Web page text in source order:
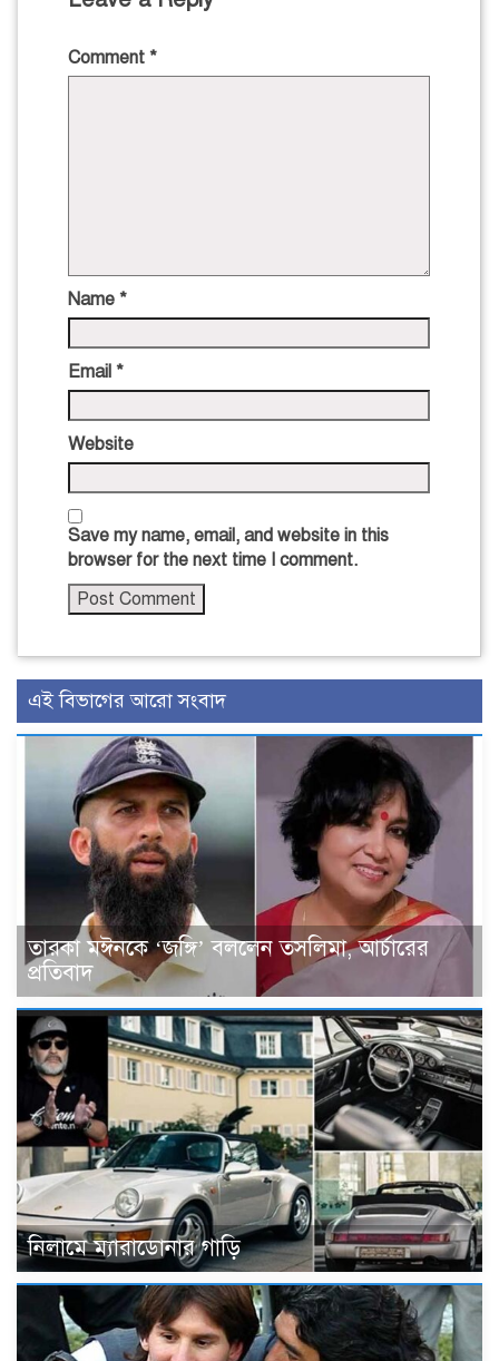
Comment *
Name *
Email *
Website
Save my name, email, and website in this
browser for the next time I comment.
এই বিভাগের আরো সংবাদ
তারকা মঈনকে ‘জঙ্গি’ বললেন তসলিমা, আর্চারের
প্রতিবাদ
নিলামে ম্যারাডোনার গাড়ি